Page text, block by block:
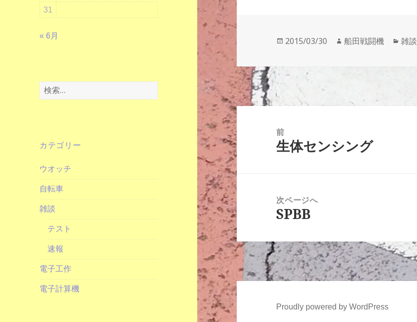
31
« 6月
検
索:
カテゴリー
ウオッチ
自転車
雑談
テスト
速報
電子工作
電子計算機
投
2015/03/30
作
船田戦闘機
カ
雑談
投
稿
ナ
ビ
ゲ
ー
シ
ン
前
前
生体センシング
次ページへ
次
投
稿:
SPBB
Proudly powered by WordPress